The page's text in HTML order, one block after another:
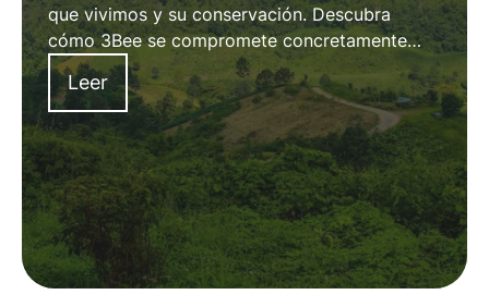
que vivimos y su conservación. Descubra
cómo 3Bee se compromete concretamente
con la regeneración de los hábitats urbanos y
naturales con los Oasis de Biodiversidad, con
motivo del Día Mundial del Hábitat.
Leer